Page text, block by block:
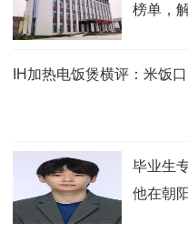
榜单，
IH加热电饭煲横评：米饭
毕业生
他在朝